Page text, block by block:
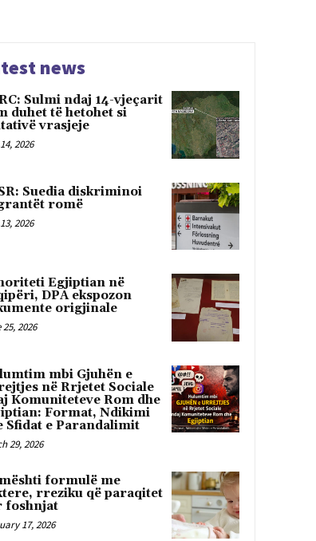
news
Sulmi ndaj 14-vjeçarit
duhet të hetohet si
vrasjeje
2026
Suedia diskriminoi
romë
2026
Egjiptian në
DPA ekspozon
origjinale
2026
mbi Gjuhën e
në Rrjetet Sociale
Komuniteteve Rom dhe
Format, Ndikimi
Sfidat e Parandalimit
29, 2026
formulë me
rreziku që paraqitet
foshnjat
17, 2026